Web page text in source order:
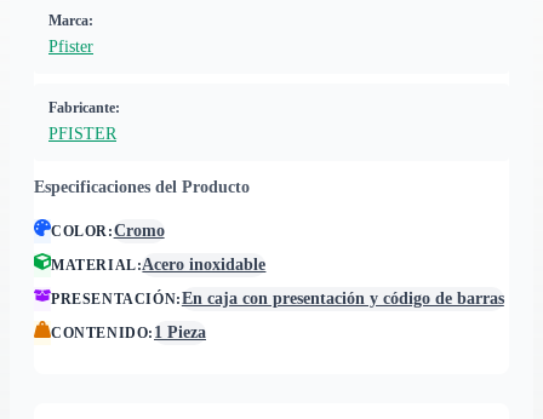
Marca:
Pfister
Fabricante:
PFISTER
Especificaciones del Producto
COLOR:Cromo
MATERIAL:Acero inoxidable
PRESENTACIÓN:En caja con presentación y código de barras
CONTENIDO: 1 Pieza